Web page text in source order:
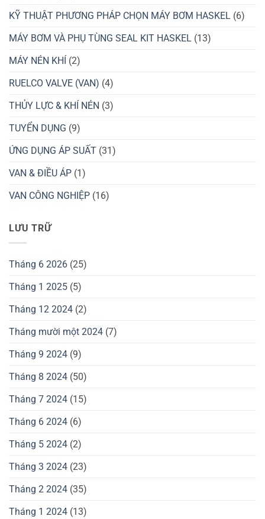
KỸ THUẬT PHƯƠNG PHÁP CHỌN MÁY BƠM HASKEL (6)
MÁY BƠM VÀ PHỤ TÙNG SEAL KIT HASKEL (13)
MÁY NÉN KHÍ (2)
RUELCO VALVE (VAN) (4)
THỦY LỰC & KHÍ NÉN (3)
TUYỂN DỤNG (9)
ỨNG DỤNG ÁP SUẤT (31)
VAN & ĐIỀU ÁP (1)
VAN CÔNG NGHIỆP (16)
LƯU TRỮ
Tháng 6 2026 (25)
Tháng 1 2025 (5)
Tháng 12 2024 (2)
Tháng mười một 2024 (7)
Tháng 9 2024 (9)
Tháng 8 2024 (50)
Tháng 7 2024 (15)
Tháng 6 2024 (6)
Tháng 5 2024 (2)
Tháng 3 2024 (23)
Tháng 2 2024 (35)
Tháng 1 2024 (13)